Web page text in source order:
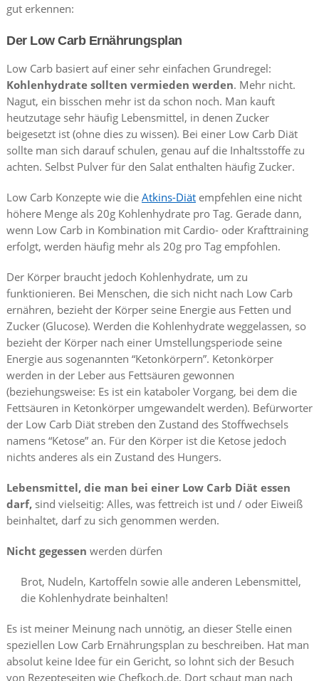
gut erkennen:
Der Low Carb Ernährungsplan
Low Carb basiert auf einer sehr einfachen Grundregel:
Kohlenhydrate sollten vermieden werden. Mehr nicht.
Nagut, ein bisschen mehr ist da schon noch. Man kauft
heutzutage sehr häufig Lebensmittel, in denen Zucker
beigesetzt ist (ohne dies zu wissen). Bei einer Low Carb Diät
sollte man sich darauf schulen, genau auf die Inhaltsstoffe zu
achten. Selbst Pulver für den Salat enthalten häufig Zucker.
Low Carb Konzepte wie die Atkins-Diät empfehlen eine nicht
höhere Menge als 20g Kohlenhydrate pro Tag. Gerade dann,
wenn Low Carb in Kombination mit Cardio- oder Krafttraining
erfolgt, werden häufig mehr als 20g pro Tag empfohlen.
Der Körper braucht jedoch Kohlenhydrate, um zu
funktionieren. Bei Menschen, die sich nicht nach Low Carb
ernähren, bezieht der Körper seine Energie aus Fetten und
Zucker (Glucose). Werden die Kohlenhydrate weggelassen, so
bezieht der Körper nach einer Umstellungsperiode seine
Energie aus sogenannten “Ketonkörpern”. Ketonkörper
werden in der Leber aus Fettsäuren gewonnen
(beziehungsweise: Es ist ein kataboler Vorgang, bei dem die
Fettsäuren in Ketonkörper umgewandelt werden). Befürworter
der Low Carb Diät streben den Zustand des Stoffwechsels
namens “Ketose” an. Für den Körper ist die Ketose jedoch
nichts anderes als ein Zustand des Hungers.
Lebensmittel, die man bei einer Low Carb Diät essen
darf, sind vielseitig: Alles, was fettreich ist und / oder Eiweiß
beinhaltet, darf zu sich genommen werden.
Nicht gegessen werden dürfen
Brot, Nudeln, Kartoffeln sowie alle anderen Lebensmittel,
die Kohlenhydrate beinhalten!
Es ist meiner Meinung nach unnötig, an dieser Stelle einen
speziellen Low Carb Ernährungsplan zu beschreiben. Hat man
absolut keine Idee für ein Gericht, so lohnt sich der Besuch
von Rezepteseiten wie Chefkoch.de. Dort schaut man nach